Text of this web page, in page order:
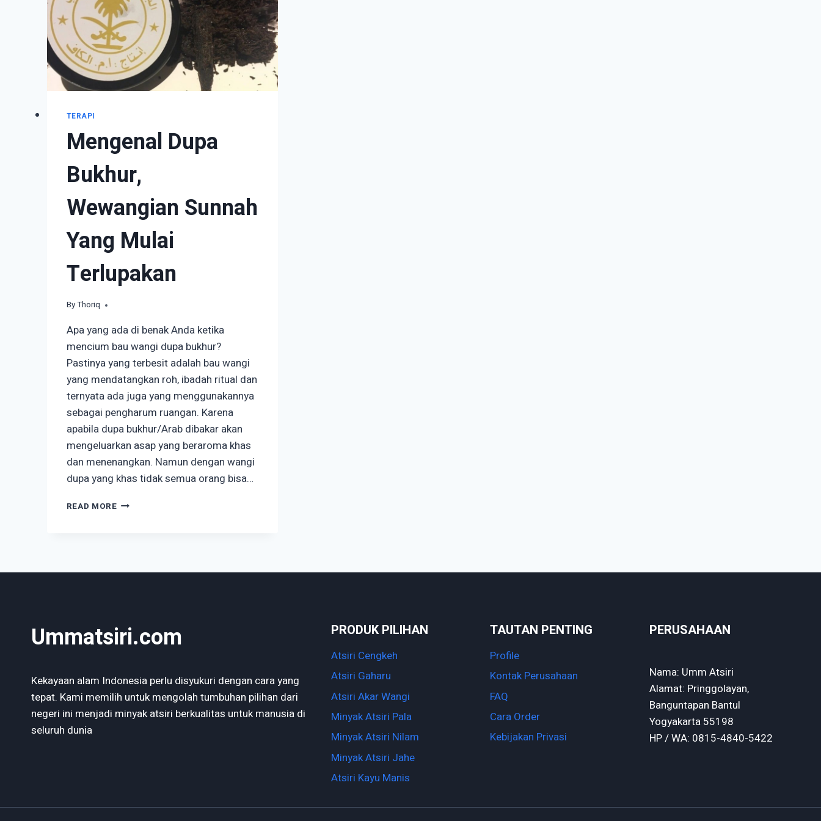
TERAPI
Mengenal Dupa
Bukhur,
Wewangian Sunnah
Yang Mulai
Terlupakan
ByThoriq
April 9, 2023
Apa yang ada di benak Anda ketika
mencium bau wangi dupa bukhur?
Pastinya yang terbesit adalah bau wangi
yang mendatangkan roh, ibadah ritual dan
ternyata ada juga yang menggunakannya
sebagai pengharum ruangan. Karena
apabila dupa bukhur/Arab dibakar akan
mengeluarkan asap yang beraroma khas
dan menenangkan. Namun dengan wangi
dupa yang khas tidak semua orang bisa…
READ MOREMENGENAL
Ummatsiri.com
Kekayaan alam Indonesia perlu disyukuri dengan cara yang
tepat. Kami memilih untuk mengolah tumbuhan pilihan dari
negeri ini menjadi minyak atsiri berkualitas untuk manusia di
seluruh dunia
PRODUK PILIHAN
Atsiri Cengkeh
Atsiri Gaharu
Atsiri Akar Wangi
Minyak Atsiri Pala
Minyak Atsiri Nilam
Minyak Atsiri Jahe
Atsiri Kayu Manis
TAUTAN PENTING
Profile
Kontak Perusahaan
FAQ
Cara Order
Kebijakan Privasi
PERUSAHAAN
Nama: Umm Atsiri
Alamat: Pringgolayan,
Banguntapan Bantul
Yogyakarta 55198
HP / WA: 0815-4840-5422